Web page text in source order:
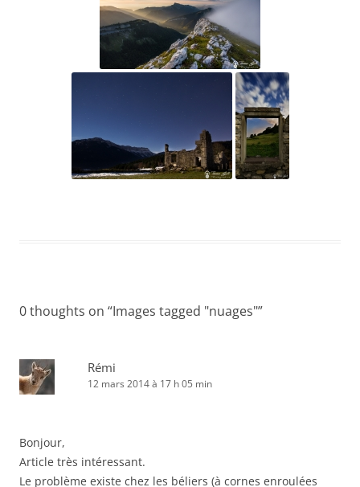
0 thoughts on “Images tagged "nuages"”
Rémi
12 mars 2014 à 17 h 05 min
Bonjour,
Article très intéressant.
Le problème existe chez les béliers (à cornes enroulées